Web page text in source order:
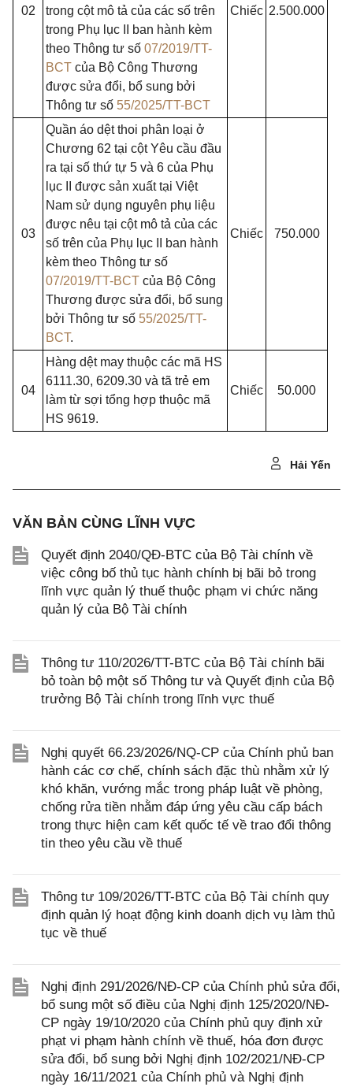
02
trong cột mô tả của các số trên
trong Phụ lục II ban hành kèm
theo Thông tư số 07/2019/TT-
BCT của Bộ Công Thương
được sửa đổi, bổ sung bởi
Thông tư số 55/2025/TT-BCT
Chiếc 2.500.000
03
Quần áo dệt thoi phân loại ở
Chương 62 tại cột Yêu cầu đầu
ra tại số thứ tự 5 và 6 của Phụ
lục II được sản xuất tại Việt
Nam sử dụng nguyên phụ liệu
được nêu tại cột mô tả của các
số trên của Phụ lục II ban hành
kèm theo Thông tư số
07/2019/TT-BCT của Bộ Công
Thương được sửa đổi, bổ sung
bởi Thông tư số 55/2025/TT-
BCT.
Chiếc 750.000
04
Hàng dệt may thuộc các mã HS
6111.30, 6209.30 và tã trẻ em
làm từ sợi tổng hợp thuộc mã
HS 9619.
Chiếc 50.000
Hải Yến
VĂN BẢN CÙNG LĨNH VỰC
Quyết định 2040/QĐ-BTC của Bộ Tài chính về
việc công bố thủ tục hành chính bị bãi bỏ trong
lĩnh vực quản lý thuế thuộc phạm vi chức năng
quản lý của Bộ Tài chính
Thông tư 110/2026/TT-BTC của Bộ Tài chính bãi
bỏ toàn bộ một số Thông tư và Quyết định của Bộ
trưởng Bộ Tài chính trong lĩnh vực thuế
Nghị quyết 66.23/2026/NQ-CP của Chính phủ ban
hành các cơ chế, chính sách đặc thù nhằm xử lý
khó khăn, vướng mắc trong pháp luật về phòng,
chống rửa tiền nhằm đáp ứng yêu cầu cấp bách
trong thực hiện cam kết quốc tế về trao đổi thông
tin theo yêu cầu về thuế
Thông tư 109/2026/TT-BTC của Bộ Tài chính quy
định quản lý hoạt động kinh doanh dịch vụ làm thủ
tục về thuế
Nghị định 291/2026/NĐ-CP của Chính phủ sửa đổi,
bổ sung một số điều của Nghị định 125/2020/NĐ-
CP ngày 19/10/2020 của Chính phủ quy định xử
phạt vi phạm hành chính về thuế, hóa đơn được
sửa đổi, bổ sung bởi Nghị định 102/2021/NĐ-CP
ngày 16/11/2021 của Chính phủ và Nghị định